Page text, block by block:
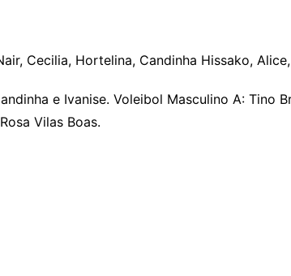
Cecilia, Hortelina, Candinha Hissako,
e Ivanise. Voleibol Masculino A: Tino
Vilas Boas.